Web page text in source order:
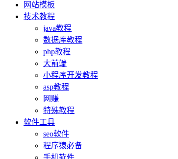
网站模板
技术教程
java教程
数据库教程
php教程
大前端
小程序开发教程
asp教程
网赚
特殊教程
软件工具
seo软件
程序猿必备
手机软件